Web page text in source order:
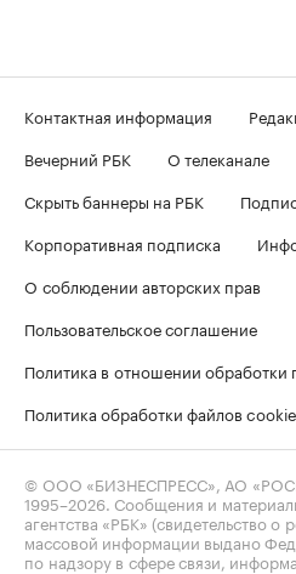
Контактная информация
Вечерний РБК
О телеканале
Скрыть баннеры на РБК
Корпоративная подписка
О соблюдении авторских прав
Пользовательское соглашение
Политика в отношении обработки
Политика обработки файлов cookie
© ООО «БИЗНЕСПРЕСС», АО
1995–2026 . Сообщения и
агентства «РБК» (свидетельство о
массовой информации выдано
по надзору в сфере связи,